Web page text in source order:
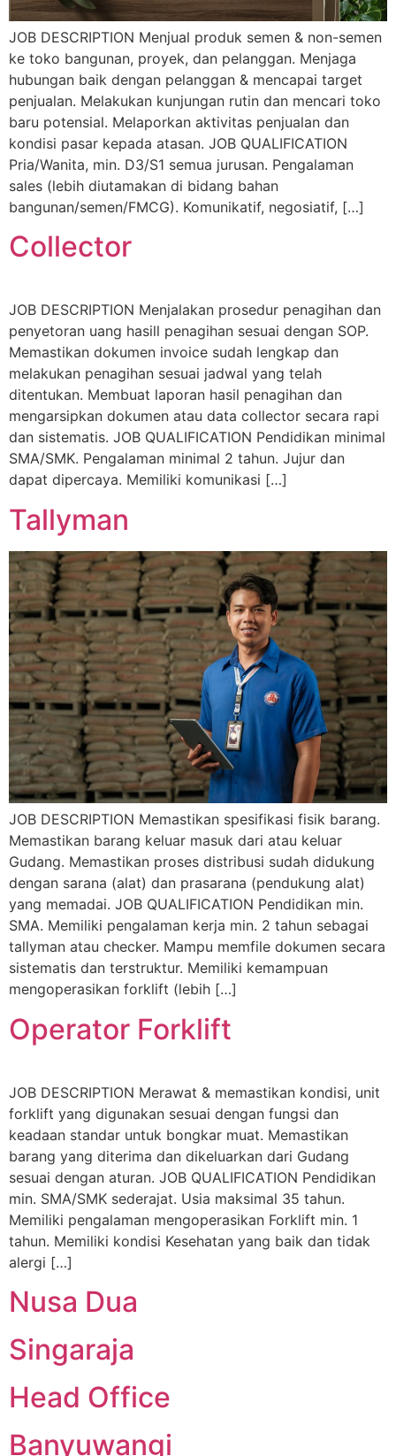
JOB DESCRIPTION Menjual produk semen & non-semen
ke toko bangunan, proyek, dan pelanggan. Menjaga
hubungan baik dengan pelanggan & mencapai target
penjualan. Melakukan kunjungan rutin dan mencari toko
baru potensial. Melaporkan aktivitas penjualan dan
kondisi pasar kepada atasan. JOB QUALIFICATION
Pria/Wanita, min. D3/S1 semua jurusan. Pengalaman
sales (lebih diutamakan di bidang bahan
bangunan/semen/FMCG). Komunikatif, negosiatif, […]
Collector
JOB DESCRIPTION Menjalakan prosedur penagihan dan
penyetoran uang hasill penagihan sesuai dengan SOP.
Memastikan dokumen invoice sudah lengkap dan
melakukan penagihan sesuai jadwal yang telah
ditentukan. Membuat laporan hasil penagihan dan
mengarsipkan dokumen atau data collector secara rapi
dan sistematis. JOB QUALIFICATION Pendidikan minimal
SMA/SMK. Pengalaman minimal 2 tahun. Jujur dan
dapat dipercaya. Memiliki komunikasi […]
Tallyman
JOB DESCRIPTION Memastikan spesifikasi fisik barang.
Memastikan barang keluar masuk dari atau keluar
Gudang. Memastikan proses distribusi sudah didukung
dengan sarana (alat) dan prasarana (pendukung alat)
yang memadai. JOB QUALIFICATION Pendidikan min.
SMA. Memiliki pengalaman kerja min. 2 tahun sebagai
tallyman atau checker. Mampu memfile dokumen secara
sistematis dan terstruktur. Memiliki kemampuan
mengoperasikan forklift (lebih […]
Operator Forklift
JOB DESCRIPTION Merawat & memastikan kondisi, unit
forklift yang digunakan sesuai dengan fungsi dan
keadaan standar untuk bongkar muat. Memastikan
barang yang diterima dan dikeluarkan dari Gudang
sesuai dengan aturan. JOB QUALIFICATION Pendidikan
min. SMA/SMK sederajat. Usia maksimal 35 tahun.
Memiliki pengalaman mengoperasikan Forklift min. 1
tahun. Memiliki kondisi Kesehatan yang baik dan tidak
alergi […]
Nusa Dua
Singaraja
Head Office
Banyuwangi